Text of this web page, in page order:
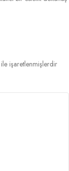
ile işaretlenmişlerdir